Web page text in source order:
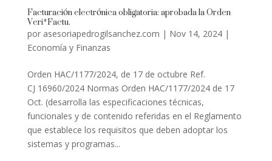
Facturación electrónica obligatoria: aprobada la Orden
Veri*Factu.
por asesoriapedrogilsanchez.com | Nov 14, 2024|
Economía y Finanzas
Orden HAC/1177/2024, de 17 de octubre Ref.
CJ 16960/2024 Normas Orden HAC/1177/2024 de 17
Oct. (desarrolla las especificaciones técnicas,
funcionales y de contenido referidas en el Reglamento
que establece los requisitos que deben adoptar los
sistemas y programas...